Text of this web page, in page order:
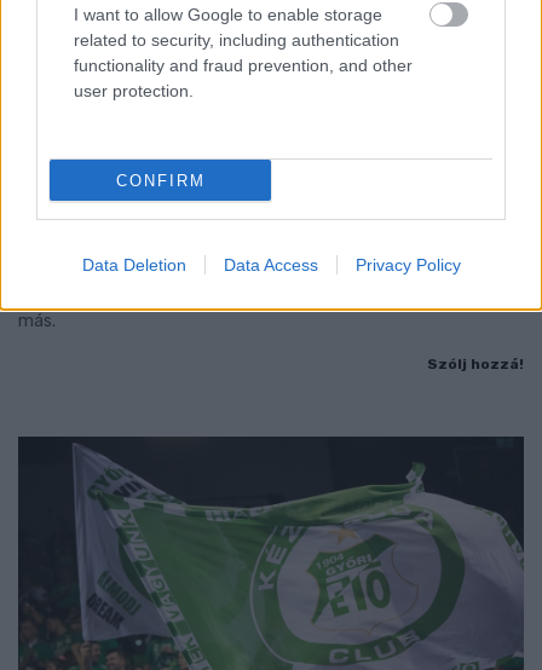
I want to allow Google to enable storage
related to security, including authentication
functionality and fraud prevention, and other
user protection.
CONFIRM
Data Deletion Data Access Privacy Policy
A BAROKK ÖSSZES ÁRNYALATA ÉS MÉG EGY SOR
KIVÁLÓ PROGRAM VÁR MINDENKIT EZEN A HÉTVÉGÉN
GYŐRBEN
Középpontban a hagyományőrzés, de lesz Pogány Induló és
más.
Szólj hozzá!